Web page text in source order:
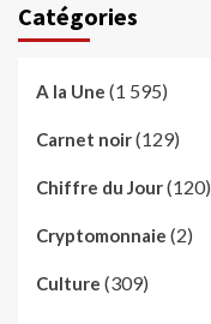
Catégories
A la Une (1 595)
Carnet noir(129)
Chiffre du Jour(120)
Cryptomonnaie (2)
Culture (309)